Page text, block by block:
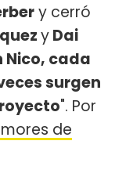
y cerró
yDai
cada
surgen
". Por
de